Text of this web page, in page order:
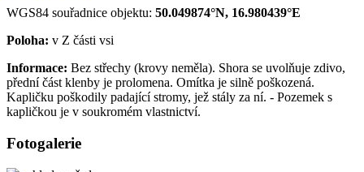
WGS84 souřadnice objektu: 50.049874°N, 16.980439°E
Poloha: v Z části vsi
Informace: Bez střechy (krovy neměla). Shora se uvolňuje zdivo,
přední část klenby je prolomena. Omítka je silně poškozená.
Kapličku poškodily padající stromy, jež stály za ní. - Pozemek s
kapličkou je v soukromém vlastnictví.
Fotogalerie